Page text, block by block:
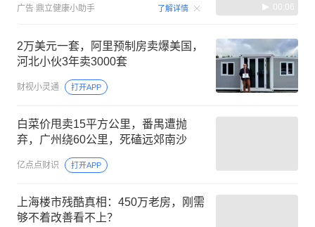
广告 鼎立健康小助手 了解详情 00:06
2万美元一套，阿里预制房卖爆美国，
河北小伙3年卖3000套
财视小灵通 打开APP
白菜价甩卖15平方公里，番禺遭抛
弃，广州绕60公里，死磕远郊南沙
亿点点财识 打开APP
上海楼市残酷真相：450万老房，刚需
够不着改善看不上？